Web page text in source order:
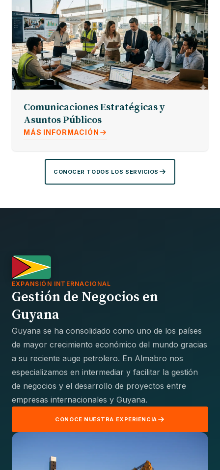
Comunicaciones Estratégicas y
Asuntos Públicos
MÁS INFORMACIÓN
CONOCER TODOS LOS SERVICIOS
EXPANSIÓN INTERNACIONAL
Gestión de Negocios en
Guyana
Guyana se ha consolidado como uno de los países
de mayor crecimiento económico del mundo gracias
a su reciente auge petrolero. En Almabro nos
especializamos en intermediar y facilitar la gestión
de negocios y el desarrollo de proyectos entre
empresas internacionales y Guyana.
CONOCE NUESTRA EXPERIENCIA